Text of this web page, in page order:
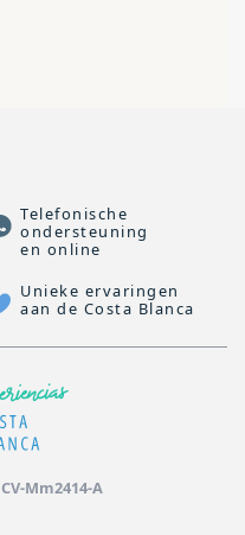
Telefonische
ondersteuning
en online
Unieke ervaringen
aan de Costa Blanca
CV-Mm2414-A